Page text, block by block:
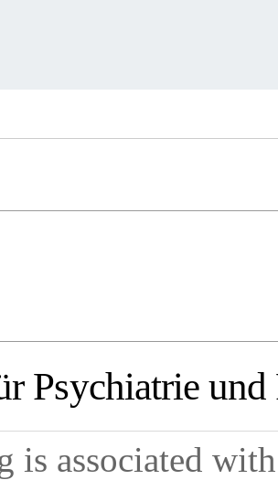
Psychiatrie und
is associated